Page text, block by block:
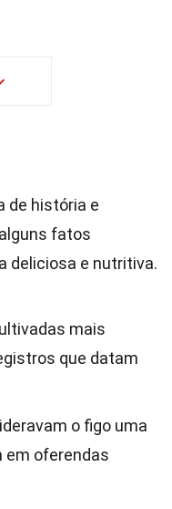
de história e
fatos
deliciosa e nutritiva.
mais
que datam
o figo uma
em oferendas